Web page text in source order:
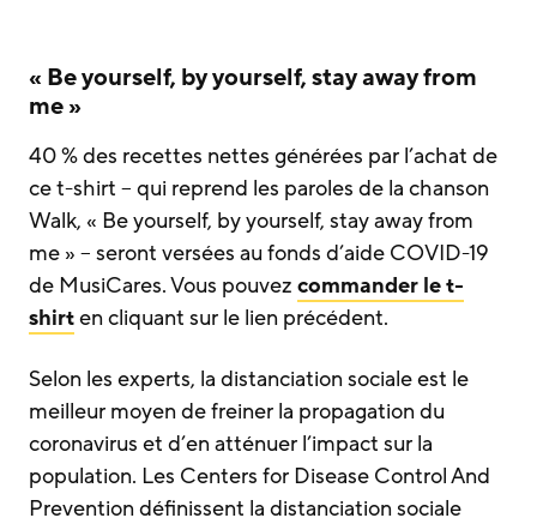
« Be yourself, by yourself, stay away from
me »
40 % des recettes nettes générées par l’achat de
ce t-shirt – qui reprend les paroles de la chanson
Walk, « Be yourself, by yourself, stay away from
me » – seront versées au fonds d’aide COVID-19
de MusiCares. Vous pouvez commander le t-
shirten cliquant sur le lien précédent.
Selon les experts, la distanciation sociale est le
meilleur moyen de freiner la propagation du
coronavirus et d’en atténuer l’impact sur la
population. Les Centers for Disease Control And
Prevention définissent la distanciation sociale